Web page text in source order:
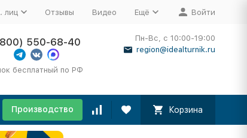
лиц Отзывы Видео Ещё Войти
550-68-40
бесплатный по РФ
Пн-Вс, с 10:00-19:00
region@idealturnik.ru
Производство Корзина